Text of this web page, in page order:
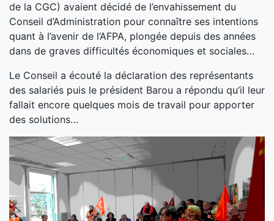
de la CGC) avaient décidé de l’envahissement du
Conseil d’Administration pour connaître ses intentions
quant à l’avenir de l’AFPA, plongée depuis des années
dans de graves difficultés économiques et sociales…
Le Conseil a écouté la déclaration des représentants
des salariés puis le président Barou a répondu qu’il leur
fallait encore quelques mois de travail pour apporter
des solutions…